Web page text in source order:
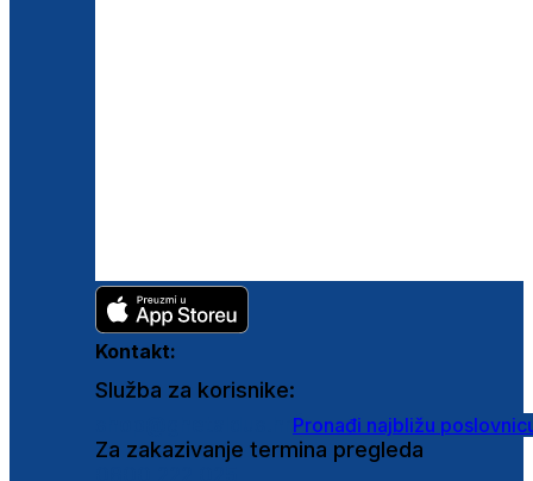
Kontakt:
Služba za korisnike:
Pronađi najbližu
Za zakazivanje termina pregleda